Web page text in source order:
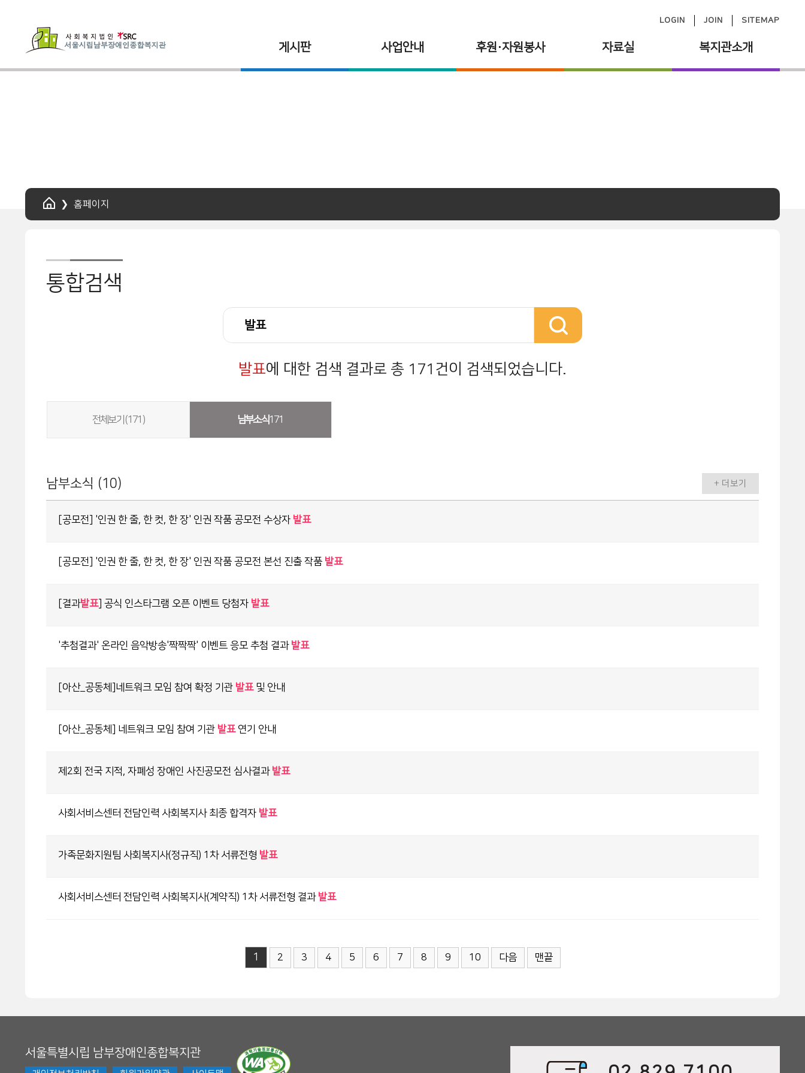
LOGIN JOIN SITEMAP
게시판 사업안내 후원·자원봉사 자료실 복지관소개
HOME홈페이지
통합검색
발표에 대한 검색 결과로 총 171건이 검색되었습니다.
전체보기 (171) 남부소식171
남부소식 (10) + 더보기
[공모전] '인권 한 줄, 한 컷, 한 장' 인권 작품 공모전 수상자 발표
[공모전] '인권 한 줄, 한 컷, 한 장' 인권 작품 공모전 본선 진출 작품 발표
[결과발표] 공식 인스타그램 오픈 이벤트 당첨자 발표
'추첨결과' 온라인 음악방송'짝짝짝' 이벤트 응모 추첨 결과 발표
[아산_공동체]네트워크 모임 참여 확정 기관 발표및 안내
[아산_공동체] 네트워크 모임 참여 기관 발표연기 안내
제2회 전국 지적, 자폐성 장애인 사진공모전 심사결과 발표
사회서비스센터 전담인력 사회복지사 최종 합격자 발표
가족문화지원팀 사회복지사(정규직) 1차 서류전형 발표
사회서비스센터 전담인력 사회복지사(계약직) 1차 서류전형 결과 발표
1 2 3 4 5 6 7 8 9 10 다음 맨끝
서울특별시립 남부장애인종합복지관